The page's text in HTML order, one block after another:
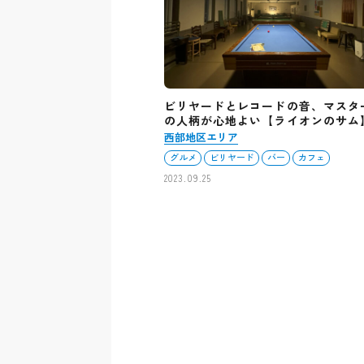
ビリヤードとレコードの音、マスタ
の人柄が心地よい【ライオンのサム
西部地区エリア
グルメ ビリヤード バー
カフェ
2023.09.25